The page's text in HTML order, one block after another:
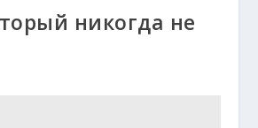
никогда не